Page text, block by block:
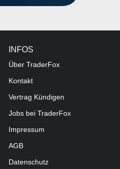
INFOS
Über TraderFox
Kontakt
Vertrag Kündigen
Jobs bei TraderFox
Impressum
AGB
Datenschutz